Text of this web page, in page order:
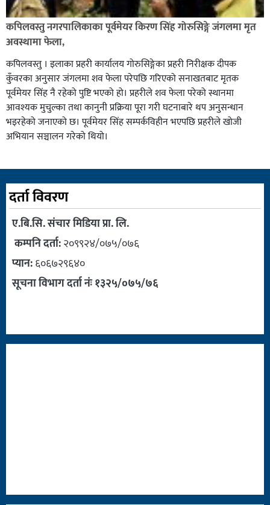
कपिलवस्तु नगरपालिकाका पूर्वमेयर किरण सिंह गोरुसिङ्गे जंगलमा मृत
अवस्थामा फेला,
कपिलवस्तु । इलाका प्रहरी कार्यालय गोरुसिङ्गेका प्रहरी निरीक्षक दीपक
कुँवरका अनुसार जंगलमा शव फेला परेपछि गरिएको सनाखतबाट मृतक
पूर्वमेयर सिंह नै रहेको पुष्टि भएको हो। प्रहरीले शव फेला परेको स्थानमा
आवश्यक मुचुल्का तथा कानुनी प्रक्रिया पूरा गरी घटनाबारे थप अनुसन्धान
भइरहेको जनाएको छ। पूर्वमेयर सिंह सम्पर्कविहीन भएपछि प्रहरीले खोजी
अभियान सञ्चालन गरेको थियो।
दर्ता विवरण
ए.बि.सि. संचार मिडिया प्रा. लि.
कम्पनि दर्ता:२०९९२४/०७५/०७६
प्यान:६०६७२९६४०
सूचना विभाग दर्ता नंः १३२५/०७५/७६